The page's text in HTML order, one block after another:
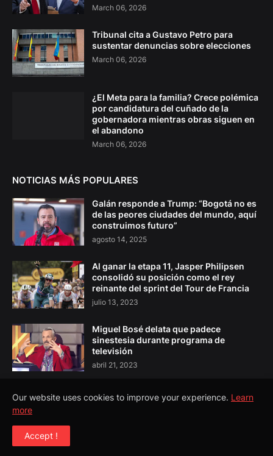
March 06, 2026
Tribunal cita a Gustavo Petro para
sustentar denuncias sobre elecciones
March 06, 2026
¿El Meta para la familia? Crece polémica
por candidatura del cuñado de la
gobernadora mientras obras siguen en
el abandono
March 06, 2026
NOTICIAS MÁS POPULARES
Galán responde a Trump: “Bogotá no es
de las peores ciudades del mundo, aquí
construimos futuro”
agosto 14, 2025
Al ganar la etapa 11, Jasper Philipsen
consolidó su posición como el rey
reinante del sprint del Tour de Francia
julio 13, 2023
Miguel Bosé delata que padece
sinestesia durante programa de
televisión
abril 21, 2023
Copyright ©
Our website uses cookies to improve your experience. Learn
more
Accept !